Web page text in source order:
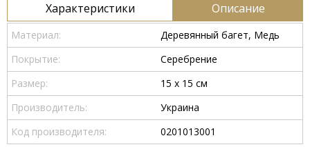
Характеристики Описание
Материал:
Деревянный багет, Медь
Покрытие:
Серебрение
Размер:
15 x 15 см
Производитель:
Украина
Код производителя:
0201013001